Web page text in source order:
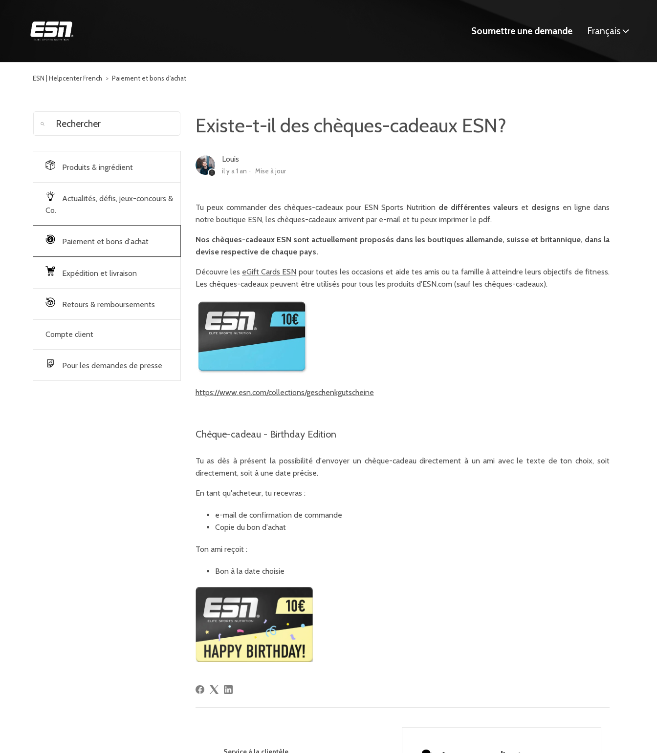
Soumettre une demande Français
ESN | Helpcenter French Paiement et bons d'achat
Produits & ingrédient
Actualités, défis, jeux-concours &
Co.
Paiement et bons d'achat
Expédition et livraison
Retours & remboursements
Compte client
Pour les demandes de presse
Existe-t-il des chèques-cadeaux ESN?
Louis
il y a 1 an Mise à jour
Tu peux commander des chèques-cadeaux pour ESN Sports Nutrition de différentes valeurs et designs en ligne dans
notre boutique ESN, les chèques-cadeaux arrivent par e-mail et tu peux imprimer le pdf.
Nos chèques-cadeaux ESN sont actuellement proposés dans les boutiques allemande, suisse et britannique, dans la
devise respective de chaque pays.
Découvre les eGift Cards ESN pour toutes les occasions et aide tes amis ou ta famille à atteindre leurs objectifs de fitness.
Les chèques-cadeaux peuvent être utilisés pour tous les produits d'ESN.com (sauf les chèques-cadeaux).
https://www.esn.com/collections/geschenkgutscheine
Chèque-cadeau - Birthday Edition
Tu as dès à présent la possibilité d'envoyer un chèque-cadeau directement à un ami avec le texte de ton choix, soit
directement, soit à une date précise.
En tant qu'acheteur, tu recevras :
e-mail de confirmation de commande
Copie du bon d'achat
Ton ami reçoit :
Bon à la date choisie